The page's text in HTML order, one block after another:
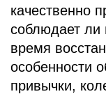
качественно
соблюдает ли
время
особенности
привычки,